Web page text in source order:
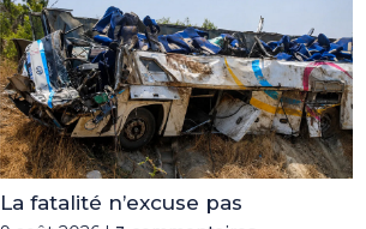
La fatalité n’excuse pas